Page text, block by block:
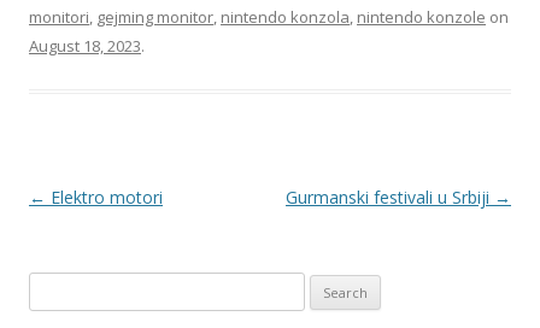
monitori, gejming monitor, nintendo konzola, nintendo konzole on
August 18, 2023.
Post
← Elektro motori Gurmanski festivali u Srbiji →
e